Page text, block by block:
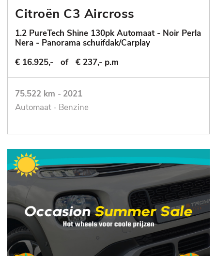
Citroën C3 Aircross
1.2 PureTech Shine 130pk Automaat - Noir Perla
Nera - Panorama schuifdak/Carplay
€ 16.925,-
of € 237,- p.m
75.522 km - 2021
Automaat - Benzine